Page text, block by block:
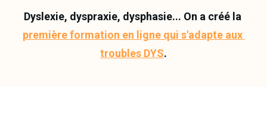
première formation en ligne qui s'adapte aux
troubles DYS.